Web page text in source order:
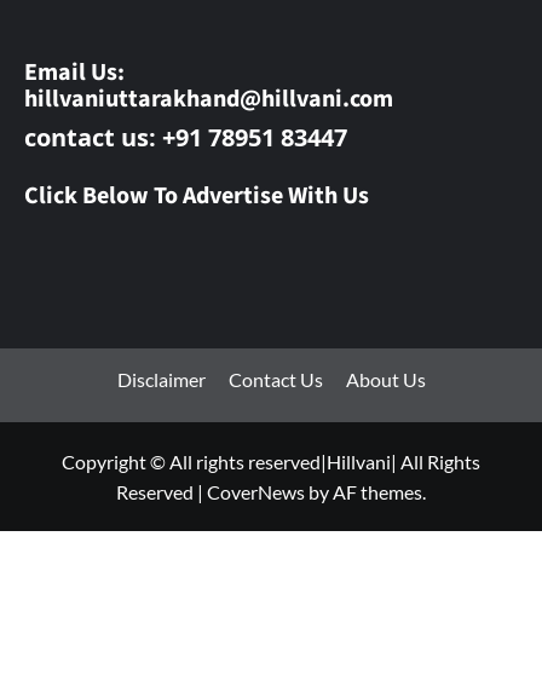
Email Us:
hillvaniuttarakhand@hillvani.com
contact us: +91 78951 83447
Click Below To Advertise With Us
Disclaimer Contact Us About Us
Copyright © All rights reserved|Hillvani| All Rights
Reserved | CoverNews by AF themes.